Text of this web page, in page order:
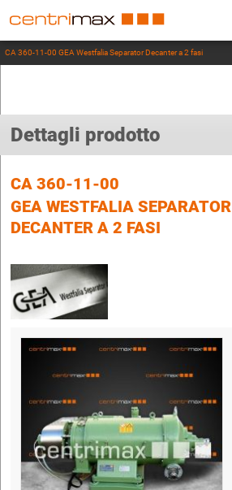
CA 360-11-00 GEA Westfalia Separator Decanter a 2 fasi
Dettagli prodotto
CA 360-11-00
GEA WESTFALIA SEPARATOR
DECANTER A 2 FASI